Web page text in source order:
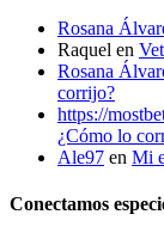
Rosana
Raquel en
Rosana
corrijo?
https://
¿Cómo lo
Ale97 en Mi
Conectamos